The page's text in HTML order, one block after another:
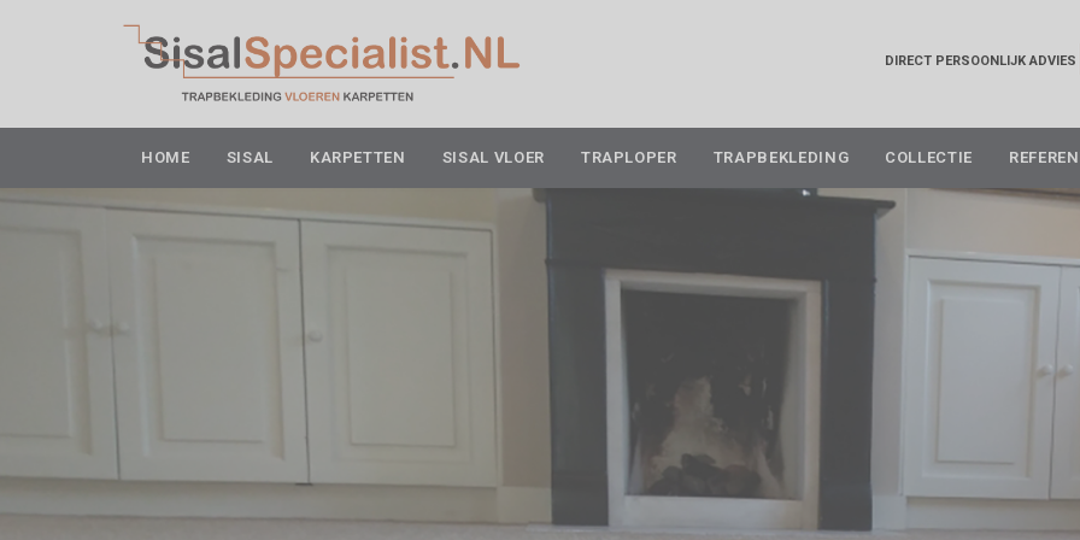
DIRECT PERSOONLIJK ADVIES
to
content
HOME SISAL KARPETTEN SISAL VLOER TRAPLOPER TRAPBEKLEDING COLLECTIE